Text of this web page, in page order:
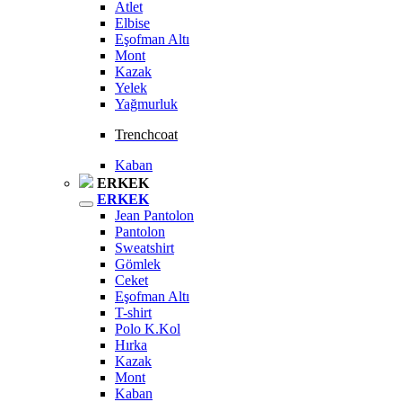
Atlet
Elbise
Eşofman Altı
Mont
Kazak
Yelek
Yağmurluk
Trenchcoat
Kaban
ERKEK
ERKEK
Jean Pantolon
Pantolon
Sweatshirt
Gömlek
Ceket
Eşofman Altı
T-shirt
Polo K.Kol
Hırka
Kazak
Mont
Kaban